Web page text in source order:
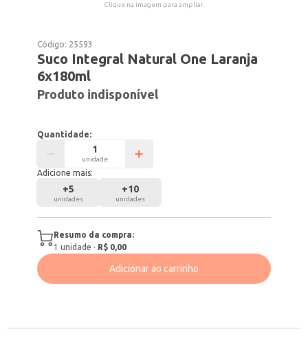
Clique na imagem para ampliar.
Código: 25593
Suco Integral Natural One Laranja
6x180ml
Produto indisponível
Quantidade:
unidade
Adicione mais:
+5
unidades
+10
unidades
Resumo da compra:
1 unidade · R$ 0,00
Adicionar ao carrinho